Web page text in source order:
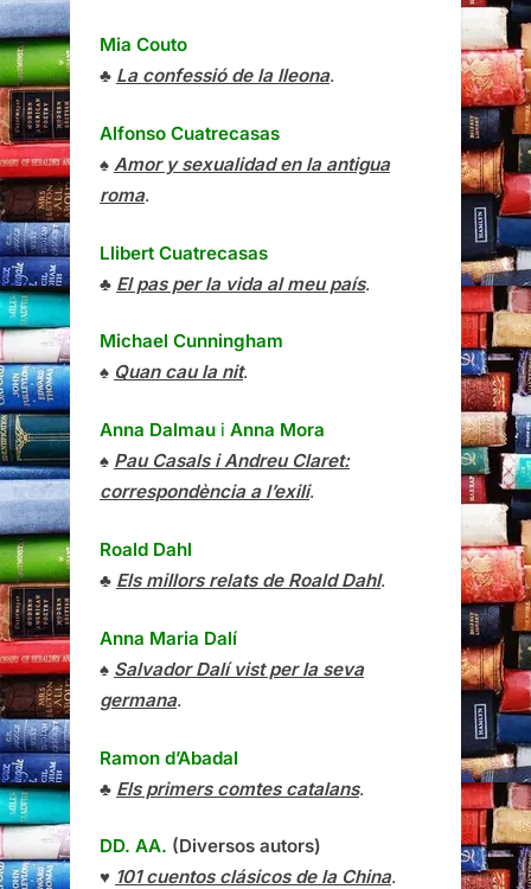
Mia Couto
♣ La confessió de la lleona.
Alfonso Cuatrecasas
♠ Amor y sexualidad en la antigua
roma.
Llibert Cuatrecasas
♣ El pas per la vida al meu país.
Michael Cunningham
♠ Quan cau la nit.
Anna Dalmau i Anna Mora
♠ Pau Casals i Andreu Claret:
correspondència a l’exili.
Roald Dahl
♣ Els millors relats de Roald Dahl.
Anna Maria Dalí
♠ Salvador Dalí vist per la seva
germana.
Ramon d’Abadal
♣ Els primers comtes catalans.
DD. AA. (Diversos autors)
♥ 101 cuentos clásicos de la China.